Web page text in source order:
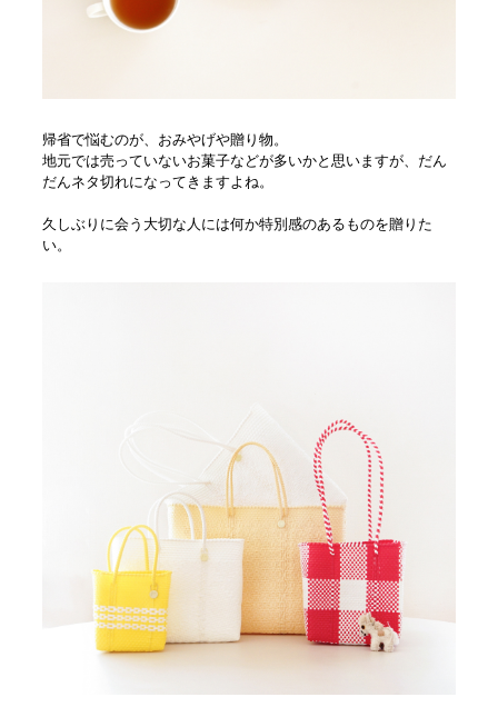
帰省で悩むのが、おみやげや贈り物。
地元では売っていないお菓子などが多いかと思いますが、だん
だんネタ切れになってきますよね。
久しぶりに会う大切な人には何か特別感のあるものを贈りた
い。